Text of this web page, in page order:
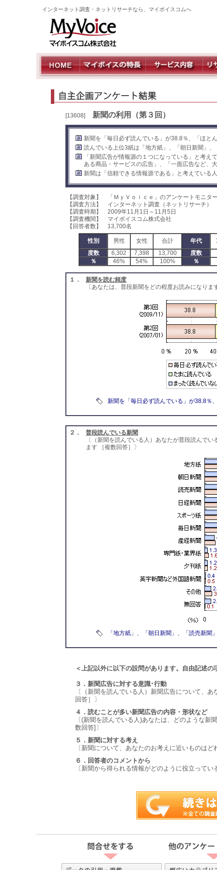
インターネット調査・ネットリサーチなら、マイボイスコムへ
[13608] 新聞の利用（第３回）
新聞を「毎日必ず読んでいる」が38.8％、「ほと
読んでいる上位3紙は「地方紙」、「朝日新聞」、
「新聞広告が情報源の１つになっている」と考
ある商品・サービスの広告」、「一面広告など、
新聞は「信頼できる情報源である」と考えている
【調査対象】 「ＭｙＶｏｉｃｅ」のアンケートモニタ
【調査方法】 インターネット調査（ネットリサーチ）
【調査時期】 2009年11月1日～11月5日
【調査機関】 マイボイスコム株式会社
【回答者数】 13,700名
性別 男性 女性 合計 年代
度数
6,302 7,398 13,700 度数
％
46% 54% 100% ％
１．
新聞を読む頻度
〔あなたは、普段新聞をどの程度お読みになり
新聞を「毎日必ず読んでいる」が38.8％
２．
普段読んでいる新聞
〔（新聞を読んでいる人）あなたが普段読んで
ます ［複数回答］〕
「地方紙」、「朝日新聞」、「読売新聞
＜上記以外に以下の設問があります。自由記述の
３．新聞広告に対する意識･行動
〔（新聞を読んでいる人）新聞広告について、
回答］〕
４．読むことが多い新聞広告の内容・形状など
〔(新聞を読んでいる人)あなたは、どのような
数回答]〕
５．新聞に対する考え
〔新聞について、あなたのお考えに近いものは
６．回答者のコメントから
〔新聞から得られる情報がどのように役立って